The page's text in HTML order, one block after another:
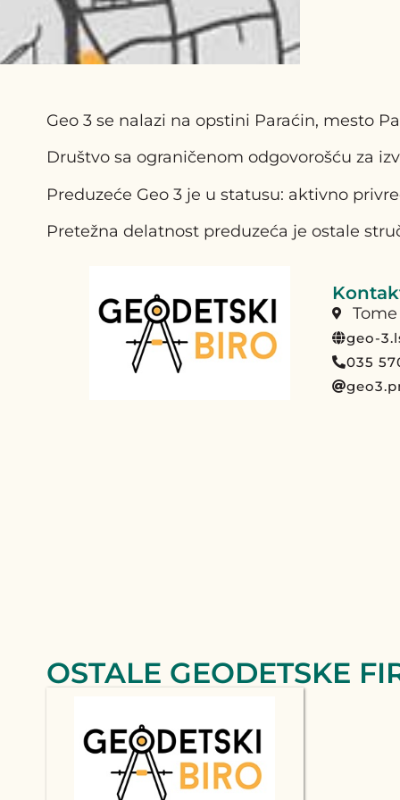
Geo 3 se nalazi na opstini Paraćin, mesto
Društvo sa ograničenom odgovorošću za
Preduzeće Geo 3 je u statusu: aktivno
Pretežna delatnost preduzeća je ostale
geo-
035
OSTALE GEODETSKE